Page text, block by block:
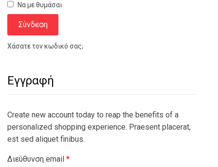
Να με θυμάσαι
Σύνδεση
Χάσατε τον κωδικό σας;
Εγγραφή
Create new account today to reap the benefits of a
personalized shopping experience. Praesent placerat,
est sed aliquet finibus.
Διεύθυνση email *Απαιτείται